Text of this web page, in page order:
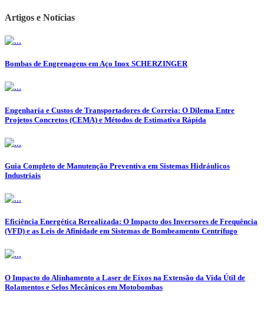
Artigos e Notícias
Bombas de Engrenagens em Aço Inox SCHERZINGER
Engenharia e Custos de Transportadores de Correia: O Dilema Entre
Projetos Concretos (CEMA) e Métodos de Estimativa Rápida
Guia Completo de Manutenção Preventiva em Sistemas Hidráulicos
Industriais
Eficiência Energética Rerealizada: O Impacto dos Inversores de Frequência
(VFD) e as Leis de Afinidade em Sistemas de Bombeamento Centrífugo
O Impacto do Alinhamento a Laser de Eixos na Extensão da Vida Útil de
Rolamentos e Selos Mecânicos em Motobombas